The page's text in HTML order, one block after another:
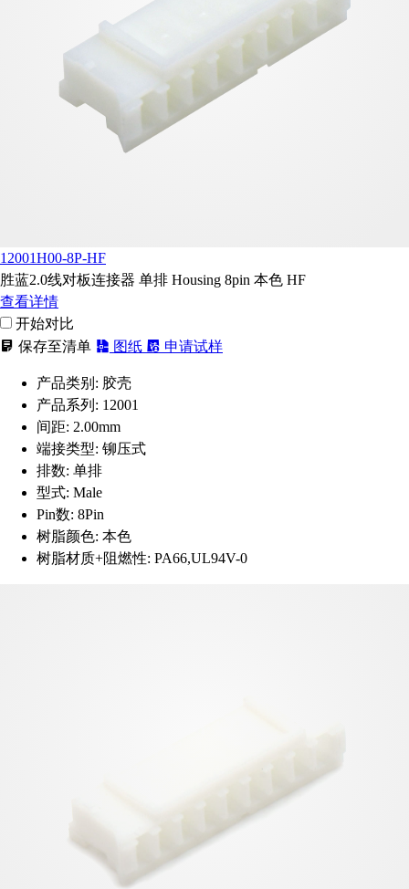
12001H00-8P-HF
胜蓝2.0线对板连接器 单排 Housing 8pin 本色 HF
查看详情
开始对比
保存至清单
图纸 申请试样
产品类别: 胶壳
产品系列: 12001
间距: 2.00mm
端接类型: 铆压式
排数: 单排
型式: Male
Pin数: 8Pin
树脂颜色: 本色
树脂材质+阻燃性: PA66,UL94V-0